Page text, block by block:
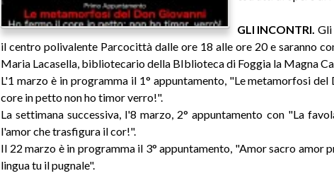
GLI INCONTRI. Gli
il centro polivalente Parcocittà dalle ore 18 alle ore 20 e saranno
Maria Lacasella, bibliotecario della BIblioteca di Foggia la Magna
L'1 marzo è in programma il 1° appuntamento, "Le metamorfosi
core in petto non ho timor verro!".
La settimana successiva, l'8 marzo, 2° appuntamento con "La
l'amor che trasfigura il cor!".
Il 22 marzo è in programma il 3° appuntamento, "Amor sacro amor
lingua tu il pugnale".